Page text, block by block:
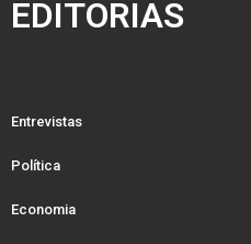
EDITORIAS
Entrevistas
Política
Economia